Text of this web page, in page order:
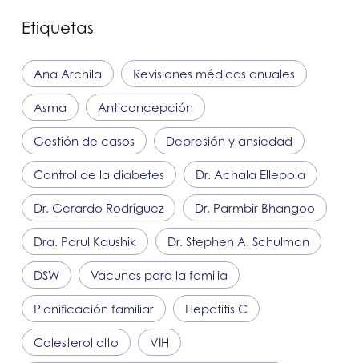
Etiquetas
Ana Archila Revisiones médicas anuales
Asma Anticoncepción
Gestión de casos Depresión y ansiedad
Control de la diabetes Dr. Achala Ellepola
Dr. Gerardo Rodríguez Dr. Parmbir Bhangoo
Dra. Parul Kaushik Dr. Stephen A. Schulman
DSW Vacunas para la familia
Planificación familiar Hepatitis C
Colesterol alto VIH